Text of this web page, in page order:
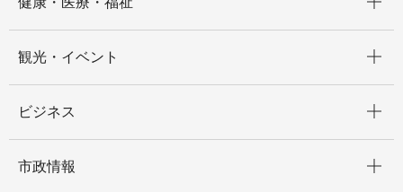
観光・イベント
ビジネス
市政情報